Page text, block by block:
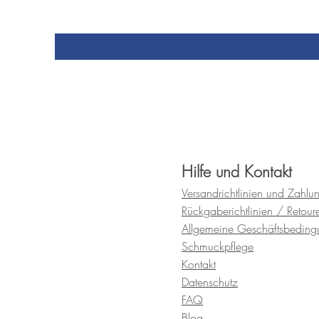
Hilfe und Kontakt
Versandrichtlinien und
Rückgaberichtlinien /
Allgemeine
Schmuckpflege
Kontakt
Datenschutz
FAQ